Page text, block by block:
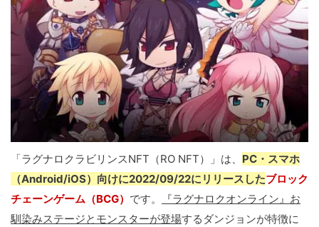
「ラグナロクラビリンスNFT（RO NFT）」は、 PC・スマホ
（Android/iOS）向けに2022/09/22にリリースしたブロック
チェーンゲーム（BCG） です。
『ラグナロクオンライン』お
馴染みステージとモンスターが登場するダンジョンが特徴に